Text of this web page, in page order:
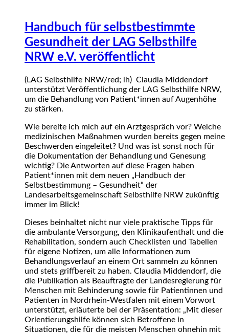
Handbuch für selbstbestimmte
Gesundheit der LAG Selbsthilfe
NRW e.V. veröffentlicht
(LAG Selbsthilfe NRW/red; lh) Claudia Middendorf
unterstützt Veröffentlichung der LAG Selbsthilfe NRW,
um die Behandlung von Patient*innen auf Augenhöhe
zu stärken.
Wie bereite ich mich auf ein Arztgespräch vor? Welche
medizinischen Maßnahmen wurden bereits gegen meine
Beschwerden eingeleitet? Und was ist sonst noch für
die Dokumentation der Behandlung und Genesung
wichtig? Die Antworten auf diese Fragen haben
Patient*innen mit dem neuen „Handbuch der
Selbstbestimmung – Gesundheit“ der
Landesarbeitsgemeinschaft Selbsthilfe NRW zukünftig
immer im Blick!
Dieses beinhaltet nicht nur viele praktische Tipps für
die ambulante Versorgung, den Klinikaufenthalt und die
Rehabilitation, sondern auch Checklisten und Tabellen
für eigene Notizen, um alle Informationen zum
Behandlungsverlauf an einem Ort sammeln zu können
und stets griffbereit zu haben. Claudia Middendorf, die
die Publikation als Beauftragte der Landesregierung für
Menschen mit Behinderung sowie für Patientinnen und
Patienten in Nordrhein-Westfalen mit einem Vorwort
unterstützt, erläuterte bei der Präsentation: „Mit dieser
Orientierungshilfe können sich Betroffene in
Situationen, die für die meisten Menschen ohnehin mit